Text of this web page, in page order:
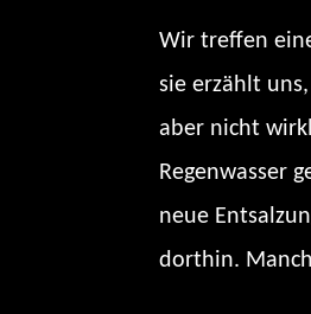
Wir treffen
sie erzählt
aber nicht
Regenwasser
neue
dorthin.